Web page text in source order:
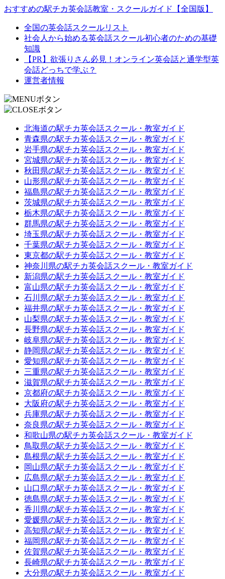
おすすめの駅チカ英会話教室・スクールガイド【全国版】
全国の英会話スクールリスト
社会人から始める英会話スクール初心者のための基礎
知識
【PR】欲張りさん必見！オンライン英会話と通学型英
会話どっちで学ぶ？
運営者情報
北海道の駅チカ英会話スクール・教室ガイド
青森県の駅チカ英会話スクール・教室ガイド
岩手県の駅チカ英会話スクール・教室ガイド
宮城県の駅チカ英会話スクール・教室ガイド
秋田県の駅チカ英会話スクール・教室ガイド
山形県の駅チカ英会話スクール・教室ガイド
福島県の駅チカ英会話スクール・教室ガイド
茨城県の駅チカ英会話スクール・教室ガイド
栃木県の駅チカ英会話スクール・教室ガイド
群馬県の駅チカ英会話スクール・教室ガイド
埼玉県の駅チカ英会話スクール・教室ガイド
千葉県の駅チカ英会話スクール・教室ガイド
東京都の駅チカ英会話スクール・教室ガイド
神奈川県の駅チカ英会話スクール・教室ガイド
新潟県の駅チカ英会話スクール・教室ガイド
富山県の駅チカ英会話スクール・教室ガイド
石川県の駅チカ英会話スクール・教室ガイド
福井県の駅チカ英会話スクール・教室ガイド
山梨県の駅チカ英会話スクール・教室ガイド
長野県の駅チカ英会話スクール・教室ガイド
岐阜県の駅チカ英会話スクール・教室ガイド
静岡県の駅チカ英会話スクール・教室ガイド
愛知県の駅チカ英会話スクール・教室ガイド
三重県の駅チカ英会話スクール・教室ガイド
滋賀県の駅チカ英会話スクール・教室ガイド
京都府の駅チカ英会話スクール・教室ガイド
大阪府の駅チカ英会話スクール・教室ガイド
兵庫県の駅チカ英会話スクール・教室ガイド
奈良県の駅チカ英会話スクール・教室ガイド
和歌山県の駅チカ英会話スクール・教室ガイド
鳥取県の駅チカ英会話スクール・教室ガイド
島根県の駅チカ英会話スクール・教室ガイド
岡山県の駅チカ英会話スクール・教室ガイド
広島県の駅チカ英会話スクール・教室ガイド
山口県の駅チカ英会話スクール・教室ガイド
徳島県の駅チカ英会話スクール・教室ガイド
香川県の駅チカ英会話スクール・教室ガイド
愛媛県の駅チカ英会話スクール・教室ガイド
高知県の駅チカ英会話スクール・教室ガイド
福岡県の駅チカ英会話スクール・教室ガイド
佐賀県の駅チカ英会話スクール・教室ガイド
長崎県の駅チカ英会話スクール・教室ガイド
大分県の駅チカ英会話スクール・教室ガイド